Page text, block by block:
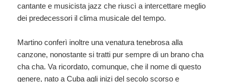
cantante e musicista jazz che riuscì a intercettare meglio
dei predecessori il clima musicale del tempo.
Martino conferì inoltre una venatura tenebrosa alla
canzone, nonostante si tratti pur sempre di un brano cha
cha cha. Va ricordato, comunque, che il nome di questo
genere, nato a Cuba agli inizi del secolo scorso e